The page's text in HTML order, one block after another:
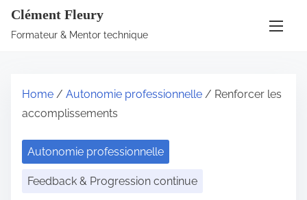
Clément Fleury
Formateur & Mentor technique
Home / Autonomie professionnelle / Renforcer les
accomplissements
Autonomie professionnelle
Feedback & Progression continue